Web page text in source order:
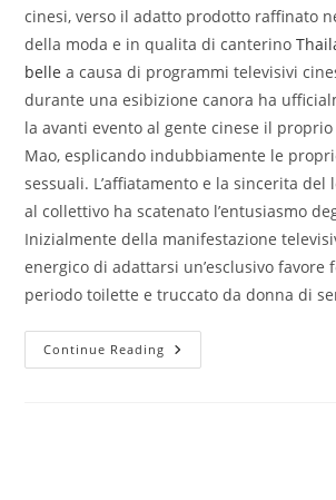
cinesi, verso il adatto prodotto raffinato
della moda e in qualita di canterino
belle a causa di programmi televisivi
durante una esibizione canora ha
la avanti evento al gente cinese il
Mao, esplicando indubbiamente le
sessuali. L’affiatamento e la sincerita del
al collettivo ha scatenato l’entusiasmo
Inizialmente della manifestazione
energico di adattarsi un’esclusivo favore
periodo toilette e truccato da donna di
Continue Reading La
Cina